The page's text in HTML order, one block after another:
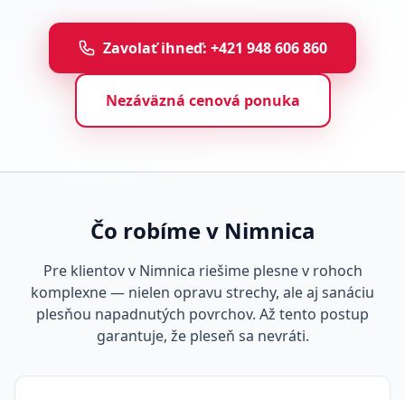
Zavolať ihneď: +421 948 606 860
Nezáväzná cenová ponuka
Čo robíme v Nimnica
Pre klientov v Nimnica riešime plesne v rohoch
komplexne — nielen opravu strechy, ale aj sanáciu
plesňou napadnutých povrchov. Až tento postup
garantuje, že pleseň sa nevráti.